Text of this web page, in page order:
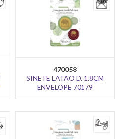
470058
SINETE LATAO D. 1.8CM
ENVELOPE 70179